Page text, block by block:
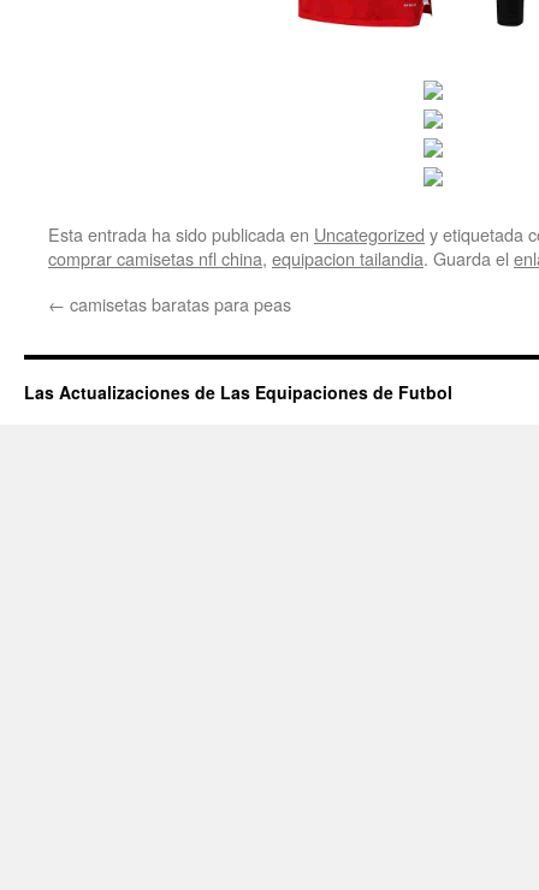
Esta entrada ha sido publicada en Uncategorized y etiquetada
comprar camisetas nfl china, equipacion tailandia. Guarda el
← camisetas baratas para peas
Las Actualizaciones de Las Equipaciones de Futbol